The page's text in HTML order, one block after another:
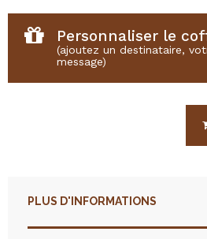
Personnaliser le
(ajoutez un destinataire,
message)
PLUS D'INFORMATIONS